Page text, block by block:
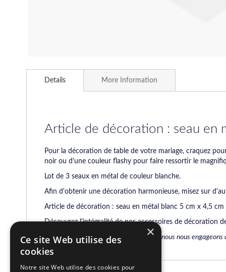
to
gallery
Details
Article de décoration : seau en
Pour la décoration de table de votre mariage, craquez
noir ou d'une couleur flashy pour faire ressortir le
Lot de 3 seaux en métal de couleur blanche.
Afin d'obtenir une décoration harmonieuse, misez sur
Article de décoration : seau en métal blanc 5 cm x 4,5
Découvrez l'intégralité de nos accessoires de décoration
Pour une décoration de mariage réussie, nous nous
More Information
×
Ce site Web utilise des
cookies
Notre site Web utilise des cookies pour